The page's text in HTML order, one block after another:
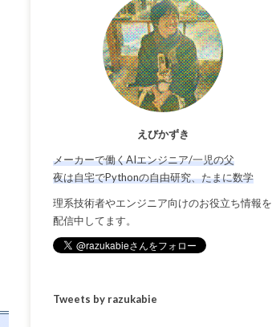
えびかずき
メーカーで働くAIエンジニア/一児の父
夜は自宅でPythonの自由研究、たまに数学
理系技術者やエンジニア向けのお役立ち情報を
配信中してます。
Tweets by razukabie